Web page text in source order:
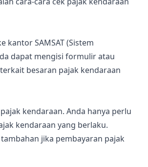
kantor SAMSAT (Sistem
dapat mengisi formulir atau
besaran pajak kendaraan
kendaraan. Anda hanya perlu
kendaraan yang berlaku.
jika pembayaran pajak